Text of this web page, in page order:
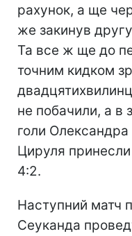
рахунок, а ще
же закинув
Та все ж ще до
точним кидком
не побачили, а в
голи Олександра
Цируля
4:2.
Наступний матч
Сеуканда